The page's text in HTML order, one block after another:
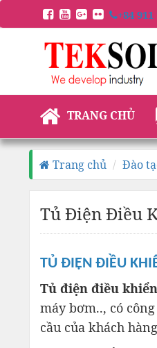
+84
TRANG CHỦ
Trang chủ Đào
Tủ Điện Điều
TỦ ĐIỆN ĐIỀU
Tủ điện điều
máy bơm.., có
cầu của khách